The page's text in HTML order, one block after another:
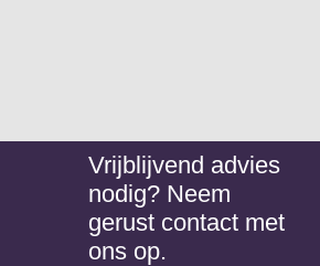
Vrijblijvend advies
nodig? Neem
gerust contact met
ons op.